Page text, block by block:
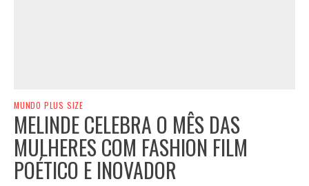
MUNDO PLUS SIZE
MELINDE CELEBRA O MÊS DAS
MULHERES COM FASHION FILM
POÉTICO E INOVADOR